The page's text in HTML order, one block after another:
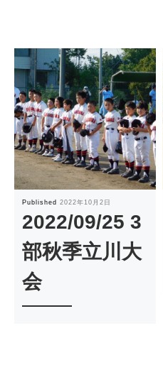
Published 2022年10月2日
2022/09/25 3
部秋季立川大
会